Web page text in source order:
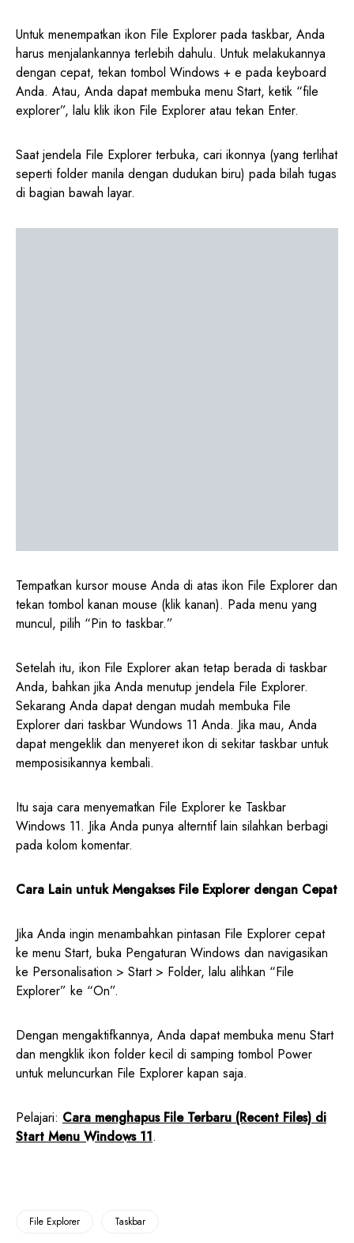
Untuk menempatkan ikon File Explorer pada taskbar, Anda
harus menjalankannya terlebih dahulu. Untuk melakukannya
dengan cepat, tekan tombol Windows + e pada keyboard
Anda. Atau, Anda dapat membuka menu Start, ketik “file
explorer”, lalu klik ikon File Explorer atau tekan Enter.
Saat jendela File Explorer terbuka, cari ikonnya (yang terlihat
seperti folder manila dengan dudukan biru) pada bilah tugas
di bagian bawah layar.
Tempatkan kursor mouse Anda di atas ikon File Explorer dan
tekan tombol kanan mouse (klik kanan). Pada menu yang
muncul, pilih “Pin to taskbar.”
Setelah itu, ikon File Explorer akan tetap berada di taskbar
Anda, bahkan jika Anda menutup jendela File Explorer.
Sekarang Anda dapat dengan mudah membuka File
Explorer dari taskbar Wundows 11 Anda. Jika mau, Anda
dapat mengeklik dan menyeret ikon di sekitar taskbar untuk
memposisikannya kembali.
Itu saja cara menyematkan File Explorer ke Taskbar
Windows 11. Jika Anda punya alterntif lain silahkan berbagi
pada kolom komentar.
Cara Lain untuk Mengakses File Explorer dengan Cepat
Jika Anda ingin menambahkan pintasan File Explorer cepat
ke menu Start, buka Pengaturan Windows dan navigasikan
ke Personalisation > Start > Folder, lalu alihkan “File
Explorer” ke “On”.
Dengan mengaktifkannya, Anda dapat membuka menu Start
dan mengklik ikon folder kecil di samping tombol Power
untuk meluncurkan File Explorer kapan saja.
Pelajari: Cara menghapus File Terbaru (Recent Files) di
Start Menu Windows 11.
File Explorer Taskbar